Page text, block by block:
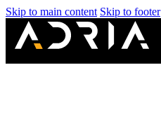
Skip to main content Skip to footer